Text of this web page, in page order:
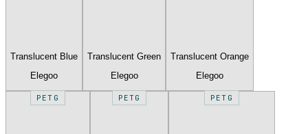
Translucent Blue
Elegoo
Translucent Green
Elegoo
Translucent Orange
Elegoo
PETG PETG PETG